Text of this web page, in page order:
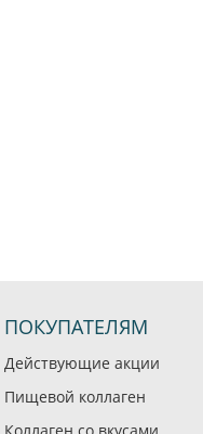
ПОКУПАТЕЛЯМ
Действующие акции
Пищевой коллаген